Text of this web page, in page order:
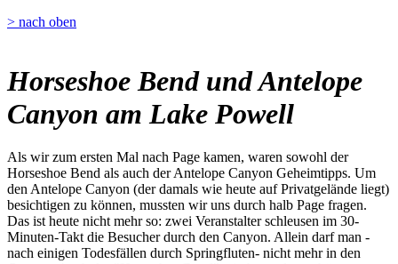
> nach oben
Horseshoe Bend und Antelope
Canyon am Lake Powell
Als wir zum ersten Mal nach Page kamen, waren sowohl der
Horseshoe Bend als auch der Antelope Canyon Geheimtipps. Um
den Antelope Canyon (der damals wie heute auf Privatgelände liegt)
besichtigen zu können, mussten wir uns durch halb Page fragen.
Das ist heute nicht mehr so: zwei Veranstalter schleusen im 30-
Minuten-Takt die Besucher durch den Canyon. Allein darf man -
nach einigen Todesfällen durch Springfluten- nicht mehr in den